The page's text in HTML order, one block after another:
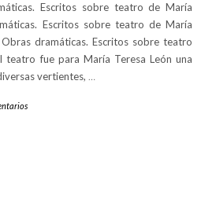
Escritos sobre teatro de María
Escritos sobre teatro de María
dramáticas. Escritos sobre teatro
teatro fue para María Teresa León una
vertientes, …